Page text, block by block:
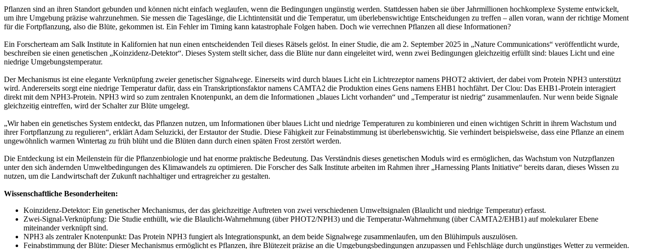
Pflanzen sind an ihren Standort gebunden und können nicht einfach weglaufen, wenn die Bedingungen ungünstig werden. Stattdessen haben sie über Jahrmillionen hochkomplexe Systeme entwickelt,
um ihre Umgebung präzise wahrzunehmen. Sie messen die Tageslänge, die Lichtintensität und die Temperatur, um überlebenswichtige Entscheidungen zu treffen – allen voran, wann der richtige Moment
für die Fortpflanzung, also die Blüte, gekommen ist. Ein Fehler im Timing kann katastrophale Folgen haben. Doch wie verrechnen Pflanzen all diese Informationen?
Ein Forscherteam am Salk Institute in Kalifornien hat nun einen entscheidenden Teil dieses Rätsels gelöst. In einer Studie, die am 2. September 2025 in „Nature Communications“ veröffentlicht wurde,
beschreiben sie einen genetischen „Koinzidenz-Detektor“. Dieses System stellt sicher, dass die Blüte nur dann eingeleitet wird, wenn zwei Bedingungen gleichzeitig erfüllt sind: blaues Licht und eine
niedrige Umgebungstemperatur.
Der Mechanismus ist eine elegante Verknüpfung zweier genetischer Signalwege. Einerseits wird durch blaues Licht ein Lichtrezeptor namens PHOT2 aktiviert, der dabei vom Protein NPH3 unterstützt
wird. Andererseits sorgt eine niedrige Temperatur dafür, dass ein Transkriptionsfaktor namens CAMTA2 die Produktion eines Gens namens EHB1 hochfährt. Der Clou: Das EHB1-Protein interagiert
direkt mit dem NPH3-Protein. NPH3 wird so zum zentralen Knotenpunkt, an dem die Informationen „blaues Licht vorhanden“ und „Temperatur ist niedrig“ zusammenlaufen. Nur wenn beide Signale
gleichzeitig eintreffen, wird der Schalter zur Blüte umgelegt.
„Wir haben ein genetisches System entdeckt, das Pflanzen nutzen, um Informationen über blaues Licht und niedrige Temperaturen zu kombinieren und einen wichtigen Schritt in ihrem Wachstum und
ihrer Fortpflanzung zu regulieren“, erklärt Adam Seluzicki, der Erstautor der Studie. Diese Fähigkeit zur Feinabstimmung ist überlebenswichtig. Sie verhindert beispielsweise, dass eine Pflanze an einem
ungewöhnlich warmen Wintertag zu früh blüht und die Blüten dann durch einen späten Frost zerstört werden.
Die Entdeckung ist ein Meilenstein für die Pflanzenbiologie und hat enorme praktische Bedeutung. Das Verständnis dieses genetischen Moduls wird es ermöglichen, das Wachstum von Nutzpflanzen
unter den sich ändernden Umweltbedingungen des Klimawandels zu optimieren. Die Forscher des Salk Institute arbeiten im Rahmen ihrer „Harnessing Plants Initiative“ bereits daran, dieses Wissen zu
nutzen, um die Landwirtschaft der Zukunft nachhaltiger und ertragreicher zu gestalten.
Wissenschaftliche Besonderheiten:
Koinzidenz-Detektor: Ein genetischer Mechanismus, der das gleichzeitige Auftreten von zwei verschiedenen Umweltsignalen (Blaulicht und niedrige Temperatur) erfasst.
Zwei-Signal-Verknüpfung: Die Studie enthüllt, wie die Blaulicht-Wahrnehmung (über PHOT2/NPH3) und die Temperatur-Wahrnehmung (über CAMTA2/EHB1) auf molekularer Ebene
miteinander verknüpft sind.
NPH3 als zentraler Knotenpunkt: Das Protein NPH3 fungiert als Integrationspunkt, an dem beide Signalwege zusammenlaufen, um den Blühimpuls auszulösen.
Feinabstimmung der Blüte: Dieser Mechanismus ermöglicht es Pflanzen, ihre Blütezeit präzise an die Umgebungsbedingungen anzupassen und Fehlschläge durch ungünstiges Wetter zu vermeiden.